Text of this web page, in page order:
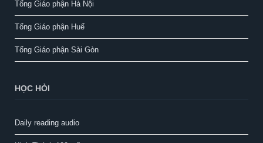
Tổng Giáo phận Hà Nội
Tổng Giáo phận Huế
Tổng Giáo phận Sài Gòn
HỌC HỎI
Daily reading audio